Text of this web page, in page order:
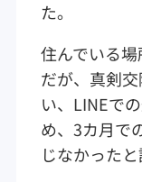
た。
住んでいる
だが、真剣
い、LINEで
め、3カ月で
じなかったと